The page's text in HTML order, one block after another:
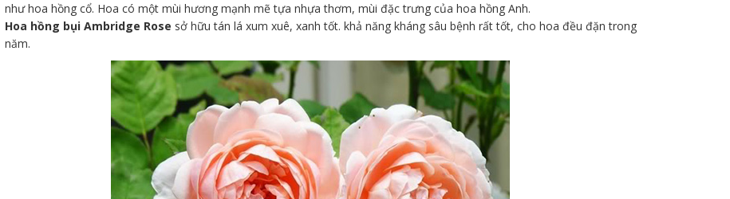
như hoa hồng cổ. Hoa có một mùi hương mạnh mẽ tựa nhựa thơm, mùi đặc trưng của hoa hồng Anh.
Hoa hồng bụi Ambridge Rose sở hữu tán lá xum xuê, xanh tốt. khả năng kháng sâu bệnh rất tốt, cho hoa đều đặn trong
năm.